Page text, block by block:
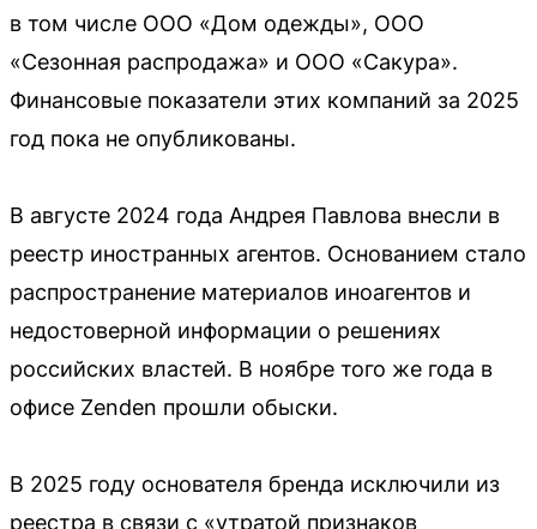
в том числе ООО «Дом одежды», ООО
«Сезонная распродажа» и ООО «Сакура».
Финансовые показатели этих компаний за 2025
год пока не опубликованы.
В августе 2024 года Андрея Павлова внесли в
реестр иностранных агентов. Основанием стало
распространение материалов иноагентов и
недостоверной информации о решениях
российских властей. В ноябре того же года в
офисе Zenden прошли обыски.
В 2025 году основателя бренда исключили из
реестра в связи с «утратой признаков